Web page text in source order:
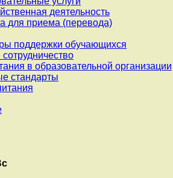
деятельность
для приема (перевода)
поддержки обучающихся
в образовательной организации
стандарты